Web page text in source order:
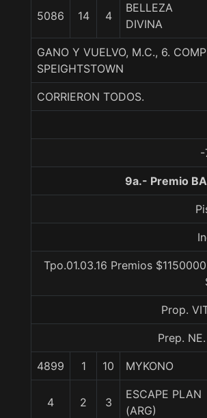
5086 14 4
BELLEZA
DIVINA
GANO Y VUELVO, M.C., 6.
SPEIGHTSTOWN
CORRIERON TODOS.
9a.- Premio
Tpo.01.03.16 Premios
Prop.
Prep. NE.
4899 1 10 MYKONO
4 2 3
ESCAPE PLAN
(ARG)